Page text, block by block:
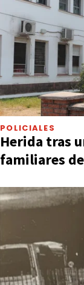
POLICIALES
Herida tras
familiares